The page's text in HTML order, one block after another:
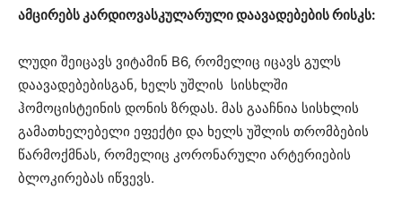
ამცირებს კარდიოვასკულარული დაავადებების რისკს:
ლუდი შეიცავს ვიტამინ B6, რომელიც იცავს გულს
დაავადებებისგან, ხელს უშლის სისხლში
ჰომოცისტეინის დონის ზრდას. მას გააჩნია სისხლის
გამათხელებელი ეფექტი და ხელს უშლის თრომბების
წარმოქმნას, რომელიც კორონარული არტერიების
ბლოკირებას იწვევს.